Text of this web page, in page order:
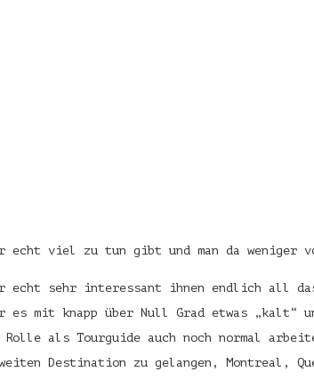
viel zu tun gibt und man da weniger
echt sehr interessant ihnen endlich all
mit knapp über Null Grad etwas „kalt“
als Tourguide auch noch normal
Destination zu gelangen, Montreal,